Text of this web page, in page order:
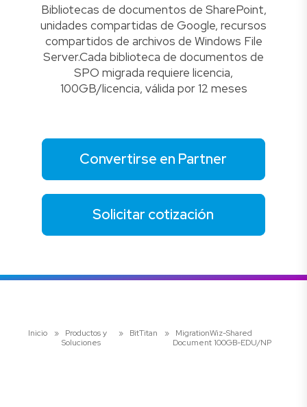
Bibliotecas de documentos de SharePoint,
unidades compartidas de Google, recursos
compartidos de archivos de Windows File
Server.Cada biblioteca de documentos de
SPO migrada requiere licencia,
100GB/licencia, válida por 12 meses
Convertirse en Partner
Solicitar cotización
Inicio »
Productos y
Soluciones
» BitTitan »
MigrationWiz-Shared
Document 100GB-EDU/NP